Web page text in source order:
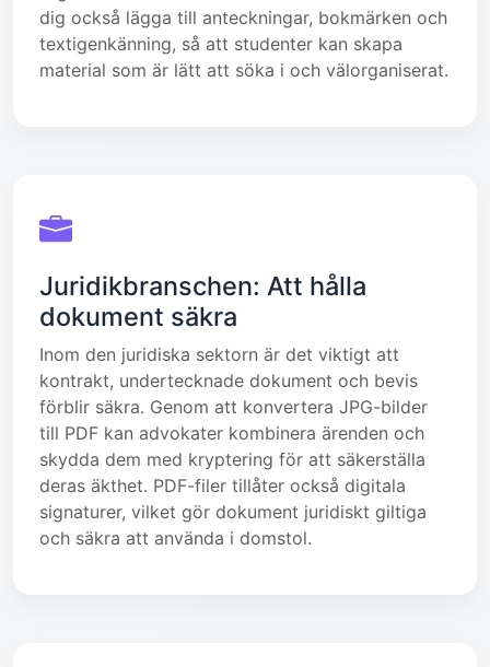
dig också lägga till anteckningar, bokmärken och
textigenkänning, så att studenter kan skapa
material som är lätt att söka i och välorganiserat.
Juridikbranschen: Att hålla
dokument säkra
Inom den juridiska sektorn är det viktigt att
kontrakt, undertecknade dokument och bevis
förblir säkra. Genom att konvertera JPG-bilder
till PDF kan advokater kombinera ärenden och
skydda dem med kryptering för att säkerställa
deras äkthet. PDF-filer tillåter också digitala
signaturer, vilket gör dokument juridiskt giltiga
och säkra att använda i domstol.